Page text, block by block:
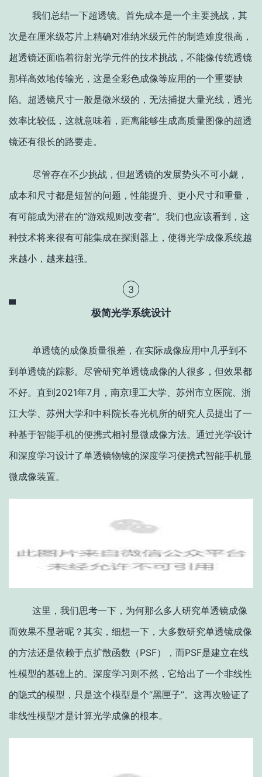
我们总结一下超透镜。首先成本是一个主要挑战，其
次是在厘米级芯片上精确对准纳米级元件的制造难度很高，
超透镜还面临着衍射光学元件的技术挑战，不能像传统透镜
那样高效地传输光，这是全彩色成像等应用的一个重要缺
陷。超透镜尺寸一般是微米级的，无法捕捉大量光线，透光
效率比较低，这就意味着，距离能够生成高质量图像的超透
镜还有很长的路要走。
尽管存在不少挑战，但超透镜的发展势头不可小觑，
成本和尺寸都是短暂的问题，性能提升、更小尺寸和重量，
有可能成为潜在的“游戏规则改变者”。我们也应该看到，这
种技术将来很有可能集成在探测器上，使得光学成像系统越
来越小，越来越强。
3
极简光学系统设计
单透镜的成像质量很差，在实际成像应用中几乎到不
到单透镜的踪影。尽管研究单透镜成像的人很多，但效果都
不好。直到2021年7月，南京理工大学、苏州市立医院、浙
江大学、苏州大学和中科院长春光机所的研究人员提出了一
种基于智能手机的便携式相衬显微成像方法。通过光学设计
和深度学习设计了单透镜物镜的深度学习便携式智能手机显
微成像装置。
这里，我们思考一下，为何那么多人研究单透镜成像
而效果不显著呢？其实，细想一下，大多数研究单透镜成像
的方法还是依赖于点扩散函数（PSF），而PSF是建立在线
性模型的基础上的。深度学习则不然，它给出了一个非线性
的隐式的模型，只是这个模型是个“黑匣子”。这再次验证了
非线性模型才是计算光学成像的根本。